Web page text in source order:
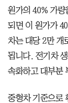
원가의 40% 가
되면 이 원가가
차는 대당 2만 개
됩니다. 전기차
속화하고 대부분
중형차 기준으로